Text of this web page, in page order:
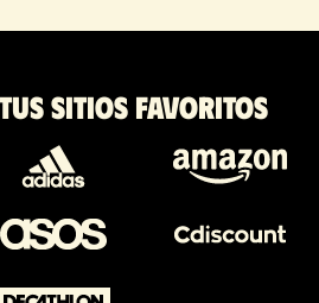
tus sitios favoritos